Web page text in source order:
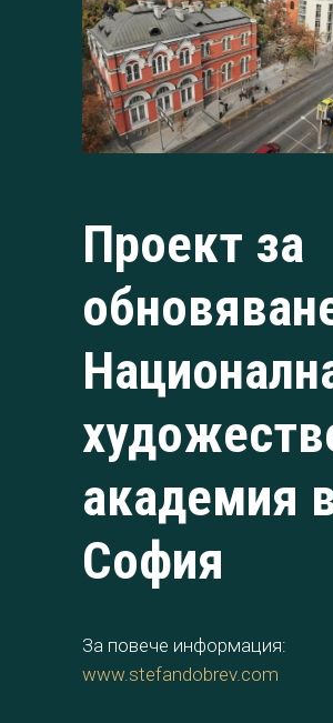
Проект за
академия
София
За повече информация:
www.stefandobrev.com